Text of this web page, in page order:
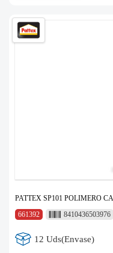
PATTEX SP101 POLIMERO
661392
8410436503976
12 Uds(Envase)